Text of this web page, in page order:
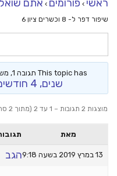
ראשי › פורומים › אתם
שיפור דפר ל- 8 וכשרים ציון 6
This topic has תגובה 1, משתתף 1, and was last updated
שנים, 4 חודשים
מוצגות 2 תגובות – 1 עד 2 (מתוך 2 סה״כ)
מאת
13 במרץ 2019 בשעה 9:18 הגב